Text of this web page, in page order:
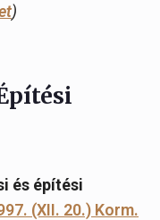
)
és építési
(XII. 20.) Korm.